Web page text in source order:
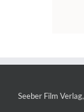
Seeber Film